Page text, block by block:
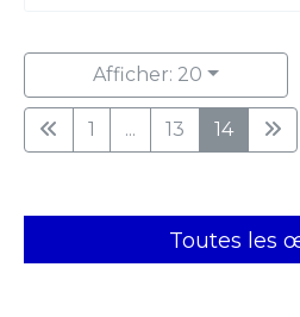
Afficher: 20
1 ... 13 14
Toutes les